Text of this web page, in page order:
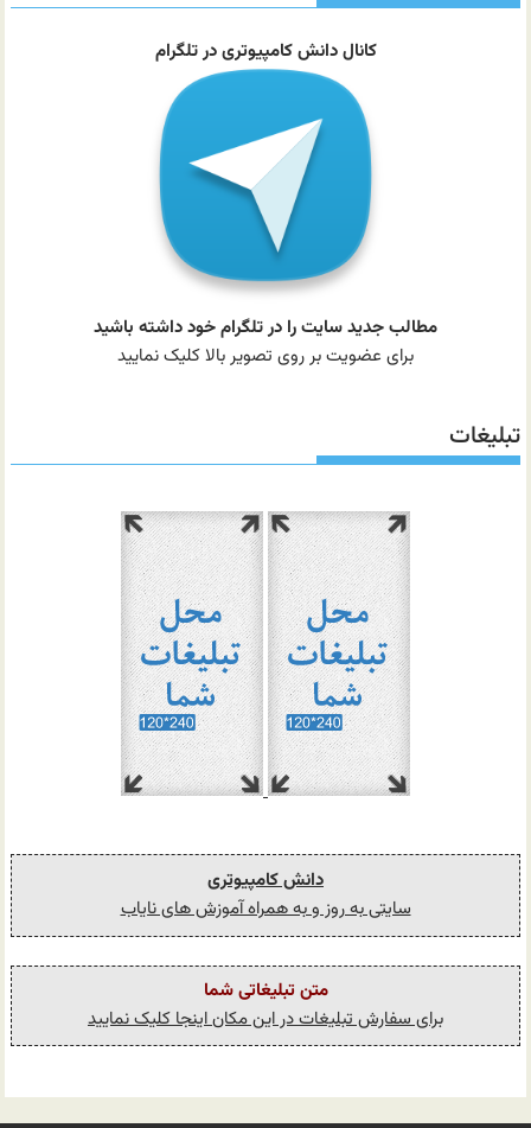
کانال دانش کامپیوتری در تلگرام
مطالب جدید سایت را در تلگرام خود داشته باشید
برای عضویت بر روی تصویر بالا کلیک نمایید
تبلیغات
دانش کامپیوتری
سایتی به روز و به همراه آموزش های نایاب
متن تبلیغاتی شما
برای سفارش تبلیغات در این مکان اینجا کلیک نمایید